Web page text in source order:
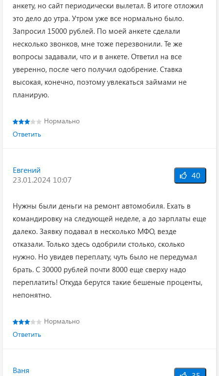
анкету, но сайт периодически вылетал. В итоге отложил
это дело до утра. Утром уже все нормально было.
Запросил 15000 рублей. По моей анкете сделали
несколько звонков, мне тоже перезвонили. Те же
вопросы задавали, что и в анкете. Ответил на все
уверенно, после чего получил одобрение. Ставка
высокая, конечно, поэтому увлекаться займами не
планирую.
Нормально
Ответить
Евгений
23.01.2024 10:07
40
Нужны были деньги на ремонт автомобиля. Ехать в
командировку на следующей неделе, а до зарплаты еще
далеко. Заявку подавал в несколько МФО, везде
отказали. Только здесь одобрили столько, сколько
нужно. Но увидев переплату, чуть было не передумал
брать. С 30000 рублей почти 8000 еще сверху надо
переплатить! Откуда берутся такие бешеные проценты,
непонятно.
Нормально
Ответить
Ваня